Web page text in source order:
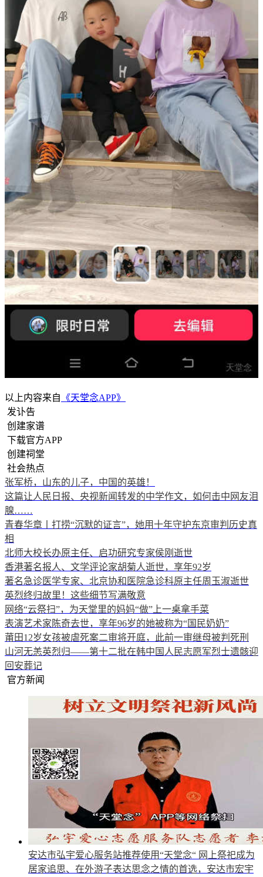
以上内容来自 《天堂念APP》
发讣告
创建家谱
下载官方APP
创建祠堂
社会热点
张军桥，山东的儿子，中国的英雄！
这篇让人民日报、央视新闻转发的中学作文，如何击中网友泪
腺……
青春华章丨打捞“沉默的证言”，她用十年守护东京审判历史真
相
北师大校长办原主任、启功研究专家侯刚逝世
香港著名报人、文学评论家胡菊人逝世，享年92岁
著名急诊医学专家、北京协和医院急诊科原主任周玉淑逝世
英烈终归故里！这些细节写满敬意
网络“云祭扫”，为天堂里的妈妈“做”上一桌拿手菜
表演艺术家陈奇去世，享年96岁的她被称为“国民奶奶”
莆田12岁女孩被虐死案二审将开庭，此前一审继母被判死刑
山河无恙英烈归——第十二批在韩中国人民志愿军烈士遗骸迎
回安葬记
官方新闻
安达市弘宇爱心服务站推荐使用“天堂念“ 网上祭祀成为
居家追思、在外游子表达思念之情的首选，安达市宏宇